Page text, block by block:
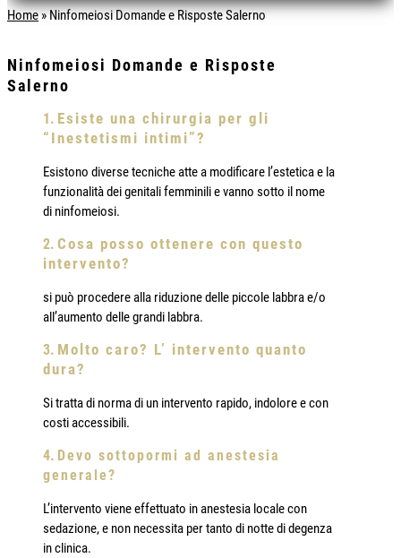
Home»Ninfomeiosi Domande e Risposte Salerno
Ninfomeiosi Domande e Risposte
Salerno
Esiste una chirurgia per gli
“Inestetismi intimi”?
Esistono diverse tecniche atte a modificare l’estetica e la
funzionalità dei genitali femminili e vanno sotto il nome
di ninfomeiosi.
Cosa posso ottenere con questo
intervento?
si può procedere alla riduzione delle piccole labbra e/o
all’aumento delle grandi labbra.
Molto caro? L’ intervento quanto
dura?
Si tratta di norma di un intervento rapido, indolore e con
costi accessibili.
Devo sottopormi ad anestesia
generale?
L’intervento viene effettuato in anestesia locale con
sedazione, e non necessita per tanto di notte di degenza
in clinica.